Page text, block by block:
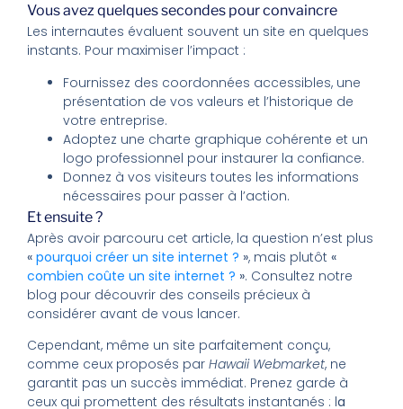
Vous avez quelques secondes pour convaincre
Les internautes évaluent souvent un site en quelques
instants. Pour maximiser l’impact :
Fournissez des coordonnées accessibles, une
présentation de vos valeurs et l’historique de
votre entreprise.
Adoptez une charte graphique cohérente et un
logo professionnel pour instaurer la confiance.
Donnez à vos visiteurs toutes les informations
nécessaires pour passer à l’action.
Et ensuite ?
Après avoir parcouru cet article, la question n’est plus
« pourquoi créer un site internet ? », mais plutôt «
combien coûte un site internet ? ». Consultez notre
blog pour découvrir des conseils précieux à
considérer avant de vous lancer.
Cependant, même un site parfaitement conçu,
comme ceux proposés par Hawaii Webmarket, ne
garantit pas un succès immédiat. Prenez garde à
ceux qui promettent des résultats instantanés : la